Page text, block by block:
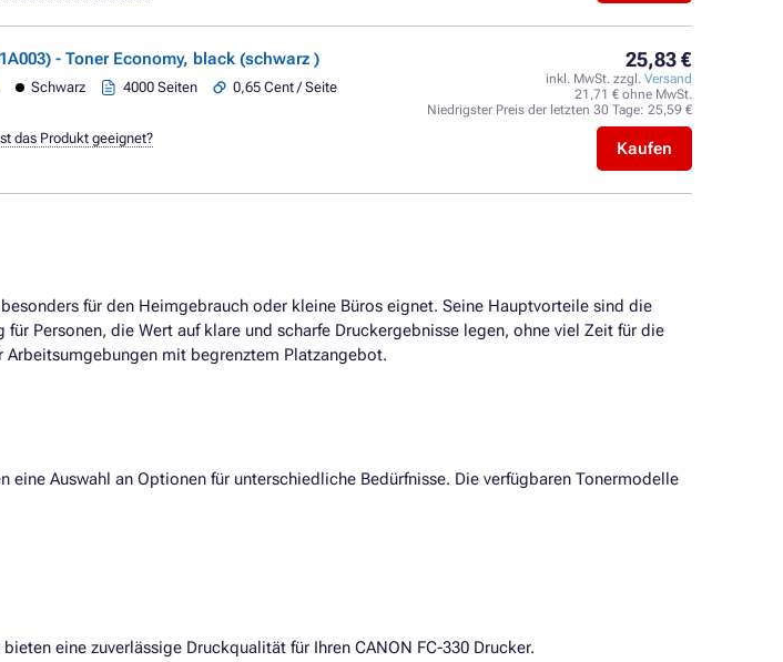
- Toner Economy, black (schwarz )
Schwarz 4000 Seiten
0,65 Cent / Seite
25,83 €
inkl. MwSt. zzgl. Versand
21,71 € ohne MwSt.
Niedrigster Preis der letzten 30 Tage: 25,59 €
Kaufen
das Produkt geeignet?
für den Heimgebrauch oder kleine Büros eignet. Seine Hauptvorteile sind die
Personen, die Wert auf klare und scharfe Druckergebnisse legen, ohne viel Zeit für die
mit begrenztem Platzangebot.
eine Auswahl an Optionen für unterschiedliche Bedürfnisse. Die verfügbaren Tonermodelle
bieten eine zuverlässige Druckqualität für Ihren CANON FC-330 Drucker.